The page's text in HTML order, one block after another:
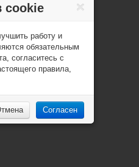
cookie
работу и
обязательным
согласитесь с
правила,
Согласен